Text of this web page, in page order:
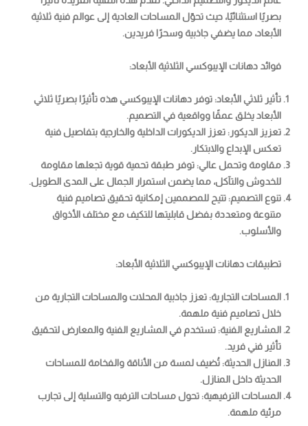
بصريًا استثنائيًا، حيث تحوّل المساحات العادية إلى عوالم فنية ثلاثية
الأبعاد، مما يضفي جاذبية وسحرًا فريدين.
فوائد دهانات الإيبوكسي الثلاثية الأبعاد:
تأثير ثلاثي الأبعاد: توفر دهانات الإيبوكسي هذه تأثيرًا بصريًا ثلاثي
الأبعاد يخلق عمقًا وواقعية في التصميم.
تعزيز الديكور: تعزز الديكورات الداخلية والخارجية بتفاصيل فنية
تعكس الإبداع والابتكار.
مقاومة وتحمل عالي: توفر طبقة تحمية قوية تجعلها مقاومة
للخدوش والتآكل، مما يضمن استمرار الجمال على المدى الطويل.
تنوع التصميم: تتيح للمصممين إمكانية تحقيق تصاميم فنية
متنوعة ومتعددة بفضل قابليتها للتكيف مع مختلف الأذواق
والأسلوب.
تطبيقات دهانات الإيبوكسي الثلاثية الأبعاد:
المساحات التجارية: تعزز جاذبية المحلات والمساحات التجارية من
خلال تصاميم فنية ملهمة.
المشاريع الفنية: تستخدم في المشاريع الفنية والمعارض لتحقيق
تأثير فني فريد.
المنازل الحديثة: تُضيف لمسة من الأناقة والفخامة للمساحات
الحديثة داخل المنازل.
المساحات الترفيهية: تحول مساحات الترفيه والتسلية إلى تجارب
مرئية ملهمة.